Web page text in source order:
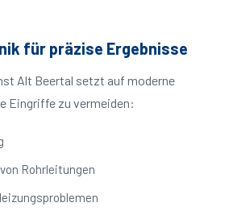
für präzise Ergebnisse
Alt Beertal setzt auf moderne
Eingriffe zu vermeiden:
Rohrleitungen